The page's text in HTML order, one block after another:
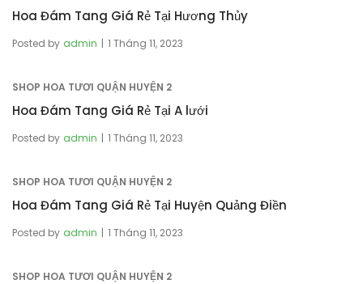
Hoa Đám Tang Giá Rẻ Tại Hương Thủy
Posted by admin 1 Tháng 11, 2023
SHOP HOA TƯƠI QUẬN HUYỆN 2
Hoa Đám Tang Giá Rẻ Tại A lưới
Posted by admin 1 Tháng 11, 2023
SHOP HOA TƯƠI QUẬN HUYỆN 2
Hoa Đám Tang Giá Rẻ Tại Huyện Quảng Điền
Posted by admin 1 Tháng 11, 2023
SHOP HOA TƯƠI QUẬN HUYỆN 2